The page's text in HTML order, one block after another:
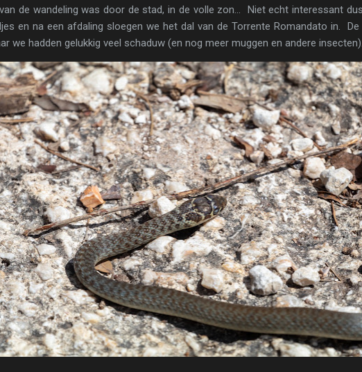
de wandeling was door de stad, in de volle zon... Niet echt interessant
en na een afdaling sloegen we het dal van de Torrente Romandato in.
we hadden gelukkig veel schaduw (en nog meer muggen en andere insecten).